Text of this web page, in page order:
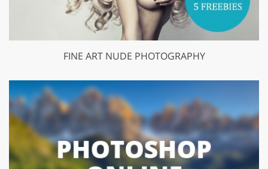
FINE ART NUDE PHOTOGRAPHY